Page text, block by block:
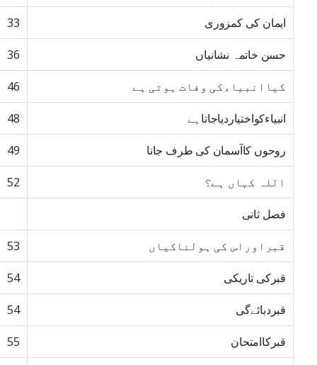
ایمان کی کمزوری 33
حسن خاتمہ نشانیاں 36
کیاانبیاءکی وفات ہوتی ہے 46
انبیاءکواختیاردیاجاتاہے 48
روحوں کاآسمان کی طرف جانا 49
اللہ کہاں ہے؟ 52
فصل ثانی
قبراوراس کی ہولناکیاں 53
قبرکی تاریکی 54
قبردبائےگی 54
قبرکاامتحان 55